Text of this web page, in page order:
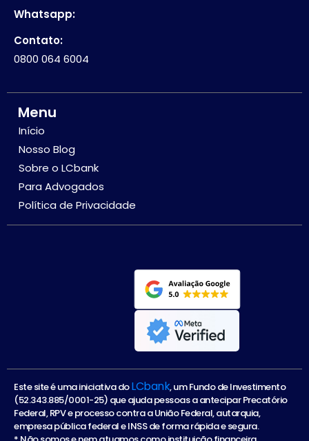
Whatsapp:
Contato:
0800 064 6004
Menu
Início
Nosso Blog
Sobre o LCbank
Para Advogados
Política de Privacidade
Este site é uma iniciativa doLCbank, um Fundo de Investimento
(52.343.885/0001-25) que ajuda pessoas a antecipar Precatório
Federal, RPV e processo contra a União Federal, autarquia,
empresa pública federal e INSS de forma rápida e segura.